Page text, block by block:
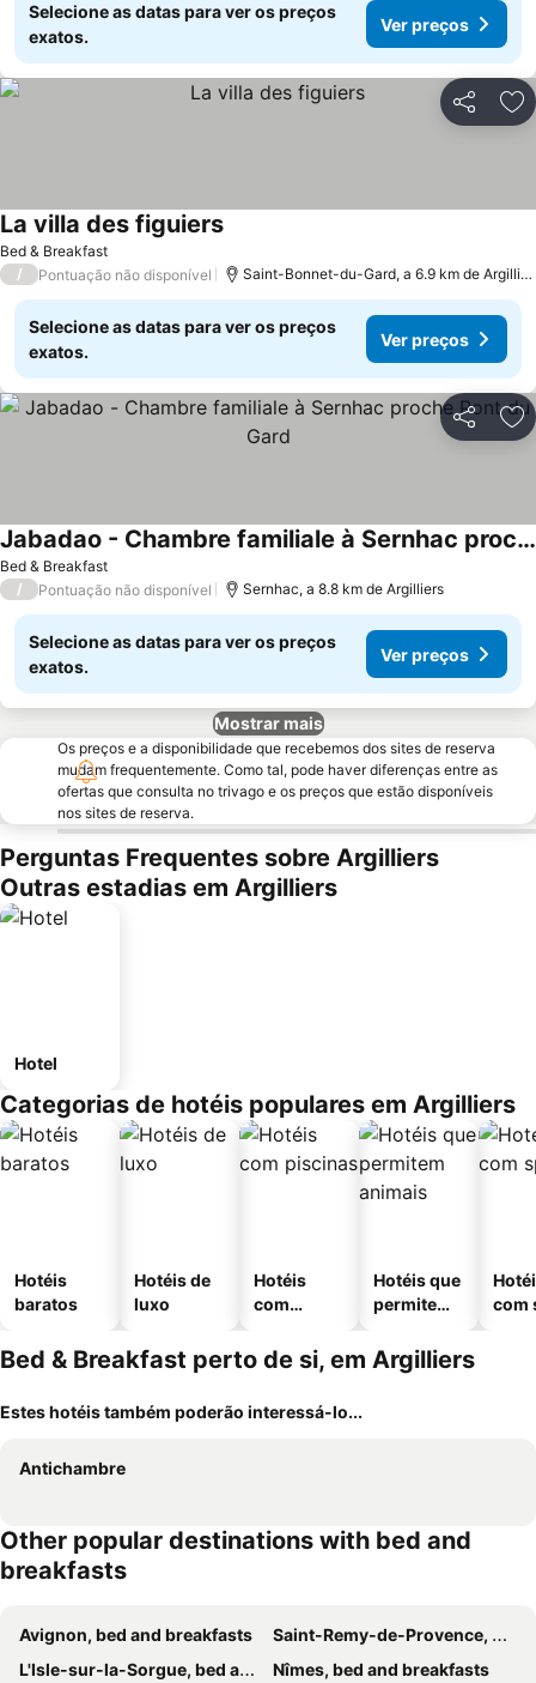
Selecione as datas para ver os preços
exatos.
Ver preços
Partilhar
Bed & Breakfast
La villa des figuiers
/ Pontuação não disponível Saint-Bonnet-du-Gard, a 6.9 km de Argilliers
Selecione as datas para ver os preços
exatos.
Ver preços
Partilhar
Bed & Breakfast
Jabadao - Chambre familiale à Sernhac proche Pont du Gard
/ Pontuação não disponível Sernhac, a 8.8 km de Argilliers
Selecione as datas para ver os preços
exatos.
Ver preços
Mostrar mais
Os preços e a disponibilidade que recebemos dos sites de reserva
mudam frequentemente. Como tal, pode haver diferenças entre as
ofertas que consulta no trivago e os preços que estão disponíveis
nos sites de reserva.
Perguntas Frequentes sobre Argilliers
Outras estadias em Argilliers
Hotel
Categorias de hotéis populares em Argilliers
Hotéis
baratos
Hotéis de
luxo
Hotéis
com
Hotéis que
permitem
com
Bed & Breakfast perto de si, em Argilliers
Estes hotéis também poderão interessá-lo...
Antichambre
Other popular destinations with bed and
breakfasts
Avignon, bed and breakfasts
Saint-Remy-de-Provence, bed and breakfasts
L'Isle-sur-la-Sorgue, bed and breakfasts
Nîmes, bed and breakfasts